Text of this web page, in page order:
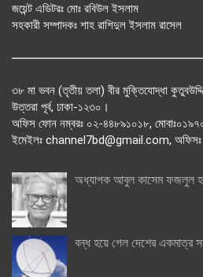
জয়েন্ট এডিটরঃ মোঃ রবিউল ইসলাম
সহকারী সম্পাদকঃ শাহ রাশিদুল ইসলাম রাসেল
৩৮ মা ভবন (তৃতীয় তলা) বীর মুক্তিযোদ্ধা
উত্তরা পূর্ব, ঢাকা-১২৩০।
অফিস ফোন নম্বরঃ ০২-৪৪৮৯১০১৮,
ইমেইলঃ channel7bd@gmail.com,
অধ্যাপক আবুল কাসেম ফজলুল
বন্ধ হয়ে গেল দেশের একমাত্র